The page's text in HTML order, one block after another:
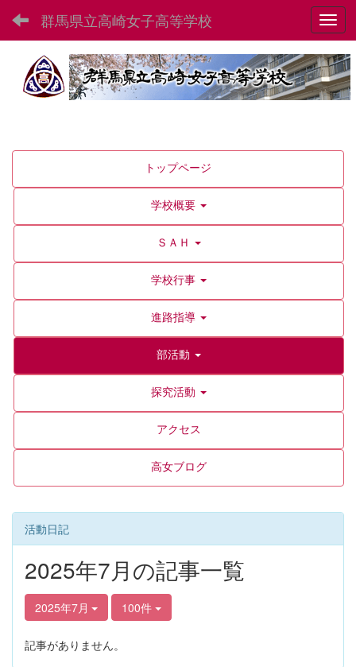
群馬県立高崎女子高等学校
トップページ
学校概要
ＳＡＨ
学校行事
進路指導
部活動
探究活動
アクセス
高女ブログ
活動日記
2025年7月の記事一覧
2025年7月 100件
記事がありません。